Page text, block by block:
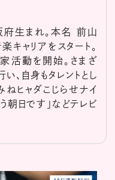
府生まれ。本名 前山
キャリアをスタート。
活動を開始。さまざ
、自身もタレントとし
ヒャダこじらせナイ
朝日です」などテレビ